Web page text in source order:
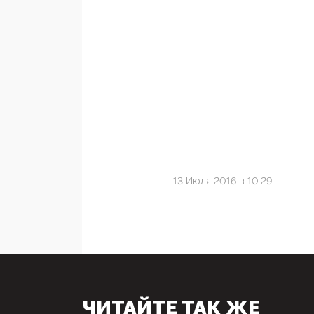
13 Июля 2016 в 10:29
ЧИТАЙТЕ ТАК ЖЕ